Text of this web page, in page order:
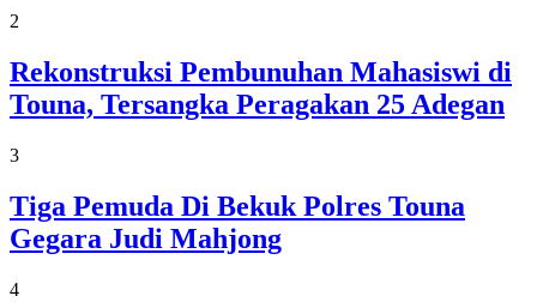
2
Rekonstruksi Pembunuhan Mahasiswi di
Touna, Tersangka Peragakan 25 Adegan
3
Tiga Pemuda Di Bekuk Polres Touna
Gegara Judi Mahjong
4